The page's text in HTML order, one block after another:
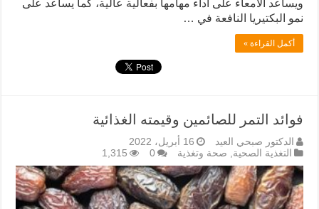
ويساعد الأمعاء على أداء مهامها بفعالية عالية، كما يساعد على
نمو البكتيريا النافعة في …
أكمل القراءة »
فوائد التمر للصائمين وقيمته الغذائية
الدكتور صبحي العيد
16 أبريل، 2022
التغذية الصحية
صحة وتغذية 0
1,315